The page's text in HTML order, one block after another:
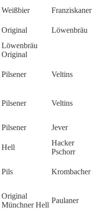
Weißbier Franziskaner
Original Löwenbräu
Löwenbräu
Original
Pilsener Veltins
Pilsener Veltins
Pilsener Jever
Hell
Hacker
Pschorr
Pils Krombacher
Original
Münchner Hell
Paulaner